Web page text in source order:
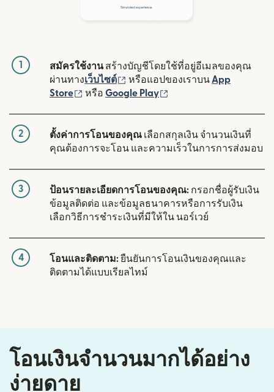
1 สมัครใช้งานสร้างบัญชีโดยใช้ที่อยู่อีเมลของคุณ
ผ่านทางเว็บไซต์ (เปิดในหน้าต่างใหม่)
หรือแอปของเราบนApp
Store
(เปิดในหน้าต่างใหม่)
หรือ Google Play
2 ตั้งค่าการโอนของคุณ เลือกสกุลเงิน จำนวนเงินที่
คุณต้องการจะโอน และความเร็วในการการส่งมอบ
3 ป้อนรายละเอียดการโอนของคุณ: กรอกชื่อผู้รับเงิน
ข้อมูลติดต่อ และข้อมูลธนาคารหรือการรับเงิน
เลือกวิธีการชำระเงินที่มีให้ใน นอร์เวย์
4 โอนและติดตาม:ยืนยันการโอนเงินของคุณและ
ติดตามได้แบบเรียลไทม์
โอนเงินจำนวนมากได้อย่าง
ง่ายดาย